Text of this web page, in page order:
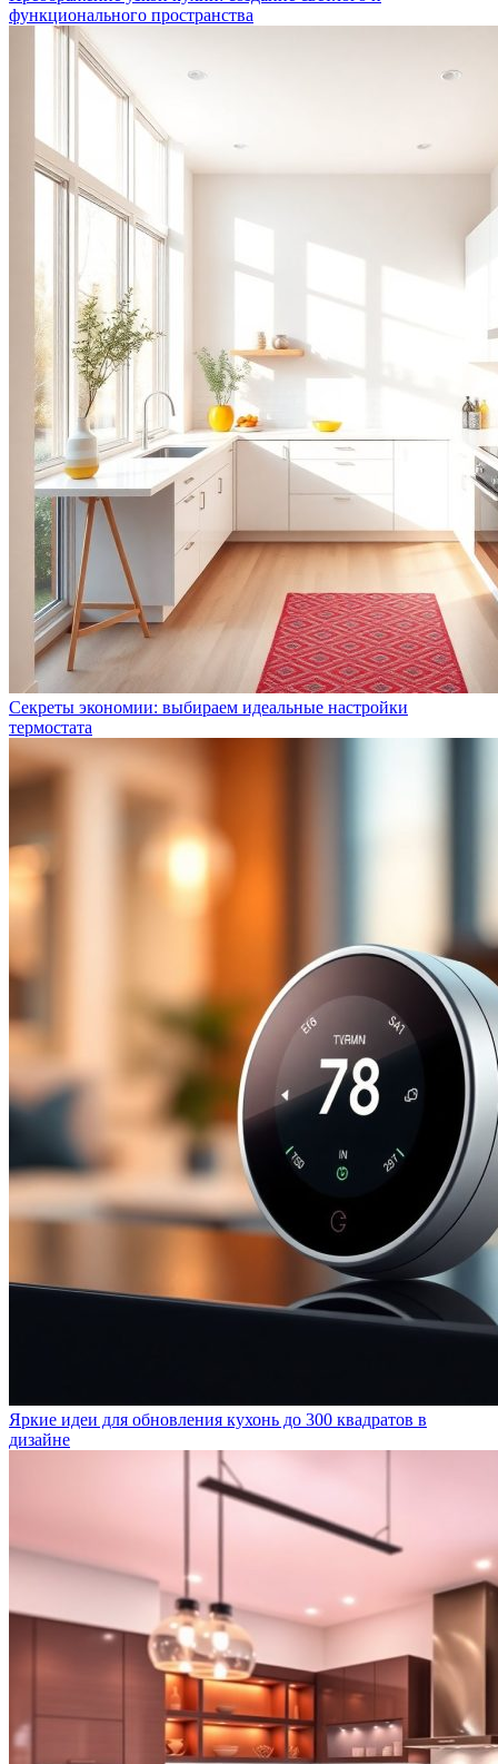
функционального пространства
Секреты экономии: выбираем идеальные настройки
термостата
Яркие идеи для обновления кухонь до 300 квадратов в
дизайне